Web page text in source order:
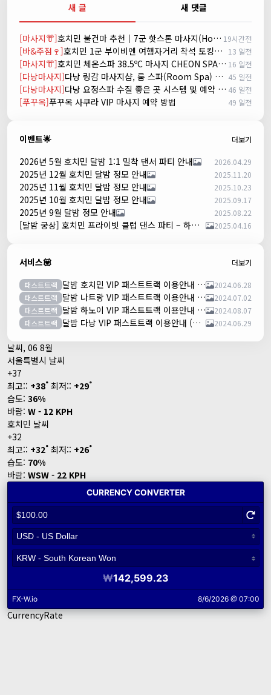
새 글 새 댓글
[마사지👘] 호치민 불건마 추천｜7군 핫스톤 마사지(Hot Stone massage) 19시간전
[바&주점🍷] 호치민 1군 부이비엔 여행자거리 착석 토킹바 놀이터 (NORITER LOUNGE) 13 일전
[마사지👘] 호치민 체온스파 38.5ºC 마사지 CHEON SPA Massage 16 일전
[다낭마사지] 다낭 링감 마사지샵, 룸 스파(Room Spa) 예약 45 일전
[다낭마사지] 다낭 요정스파 수질 좋은 곳 시스템 및 예약 방법 46 일전
[푸꾸옥]푸꾸옥 사쿠라 VIP 마사지 예약 방법 49 일전
이벤트🌟 더보기
2026년 5월 호치민 달밤 1:1 밀착 댄서 파티 안내 2026.04.29
2025년 12월 호치민 달밤 정모 안내 2025.11.20
2025년 11월 호치민 달밤 정모 안내 2025.10.23
2025년 10월 호치민 달밤 정모 안내 2025.09.17
2025년 9월 달밤 정모 안내 2025.08.22
[달밤 궁상] 호치민 프라이빗 클럽 댄스 파티 – 하루 한 팀만! 2025.04.16
서비스💟 더보기
패스트트랙 달밤 호치민 VIP 패스트트랙 이용안내 (떤션넛공항)
2024.06.28
패스트트랙
달밤 나트랑 VIP 패스트트랙 이용안내 (깜란공항)
2024.07.02
패스트트랙
달밤 하노이 VIP 패스트트랙 이용안내 (노이바이공항)
2024.08.07
패스트트랙
달밤 다낭 VIP 패스트트랙 이용안내 (다낭국제공항) 2024.06.29
날씨, 06 8월
서울특별시 날씨
+37
최고:: +38° 최저:: +29°
습도: 36%
바람: W - 12 KPH
호치민 날씨
+32
최고:: +32° 최저:: +26°
습도: 70%
바람: WSW - 22 KPH
CurrencyRate